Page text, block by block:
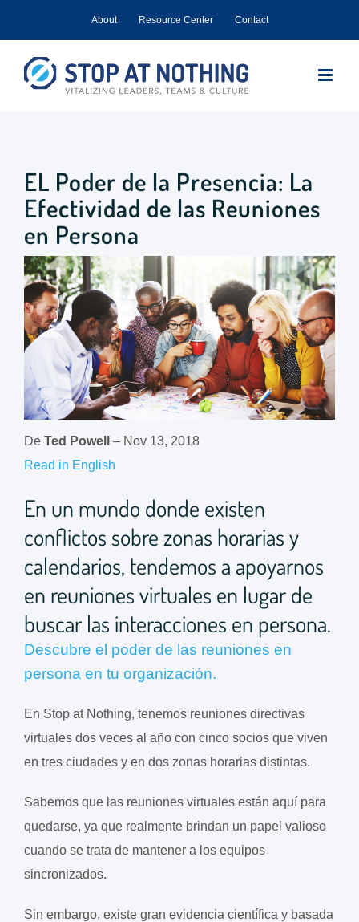
content
About Resource Center Contact
EL Poder de la Presencia: La
Efectividad de las Reuniones
en Persona
De Ted Powell – Nov 13, 2018
Read in English
En un mundo donde existen
conflictos sobre zonas horarias y
calendarios, tendemos a apoyarnos
en reuniones virtuales en lugar de
buscar las interacciones en persona.
Descubre el poder de las reuniones en
persona en tu organización.
En Stop at Nothing, tenemos reuniones directivas
virtuales dos veces al año con cinco socios que viven
en tres ciudades y en dos zonas horarias distintas.
Sabemos que las reuniones virtuales están aquí para
quedarse, ya que realmente brindan un papel valioso
cuando se trata de mantener a los equipos
sincronizados.
Sin embargo, existe gran evidencia científica y basada